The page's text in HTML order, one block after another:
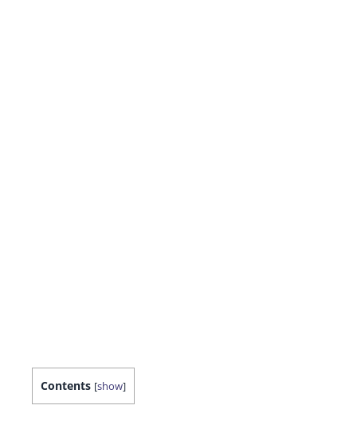
Contents [show]